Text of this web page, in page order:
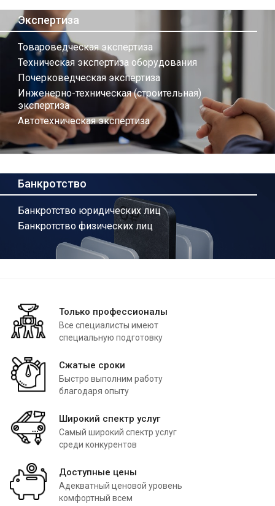
Экспертиза
Товароведческая экспертиза
Техническая экспертиза оборудования
Почерковедческая экспертиза
Инженерно-техническая (строительная)
экспертиза
Автотехническая экспертиза
Банкротство
Банкротство юридических лиц
Банкротство физических лиц
Только профессионалы
Все специалисты имеют
специальную подготовку
Сжатые сроки
Быстро выполним работу
благодаря опыту
Широкий спектр услуг
Самый широкий спектр услуг
среди конкурентов
Доступные цены
Адекватный ценовой уровень
комфортный всем